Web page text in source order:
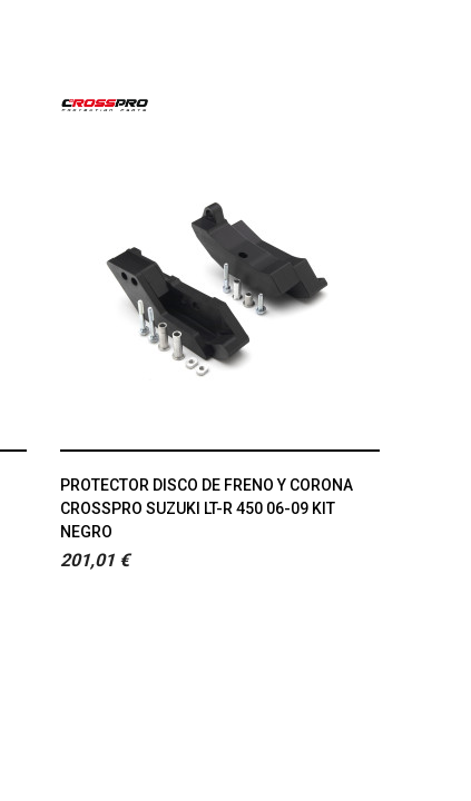
PROTECTOR DISCO DE FRENO Y CORONA
CROSSPRO SUZUKI LT-R 450 06-09 KIT
NEGRO
201,01 €